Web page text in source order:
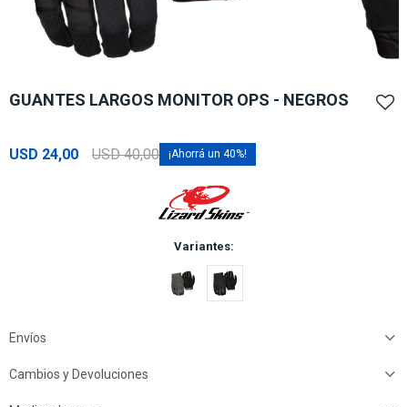
GUANTES LARGOS MONITOR OPS - NEGROS
USD 24,00 USD 40,00 40
Variantes:
Envíos
Cambios y Devoluciones